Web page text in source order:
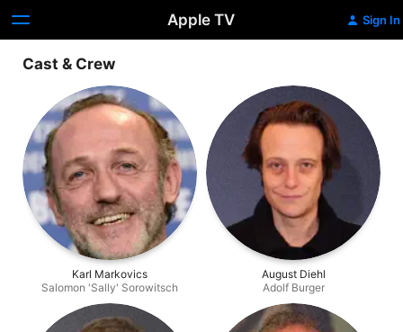
Apple TV Sign In
Cast & Crew
Karl Markovics
Salomon 'Sally' Sorowitsch
August Diehl
Adolf Burger